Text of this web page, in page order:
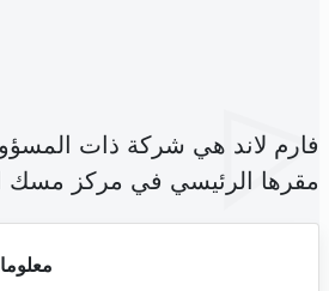
فارم لاند هي شركة ذات
مقرها الرئيسي في مركز مسك النسيم بلوك أ ط4